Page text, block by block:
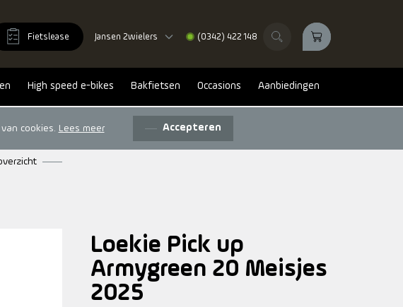
Fietslease Jansen 2wielers (0342) 422 148
High speed e-bikes Bakfietsen Occasions Aanbiedingen
cookies. Lees meer Accepteren
Loekie Pick up
Armygreen 20 Meisjes
2025